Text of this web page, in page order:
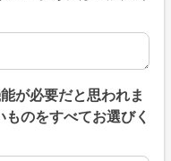
由があればご記入くだ
が必要だと思われま
のをすべてお選びく